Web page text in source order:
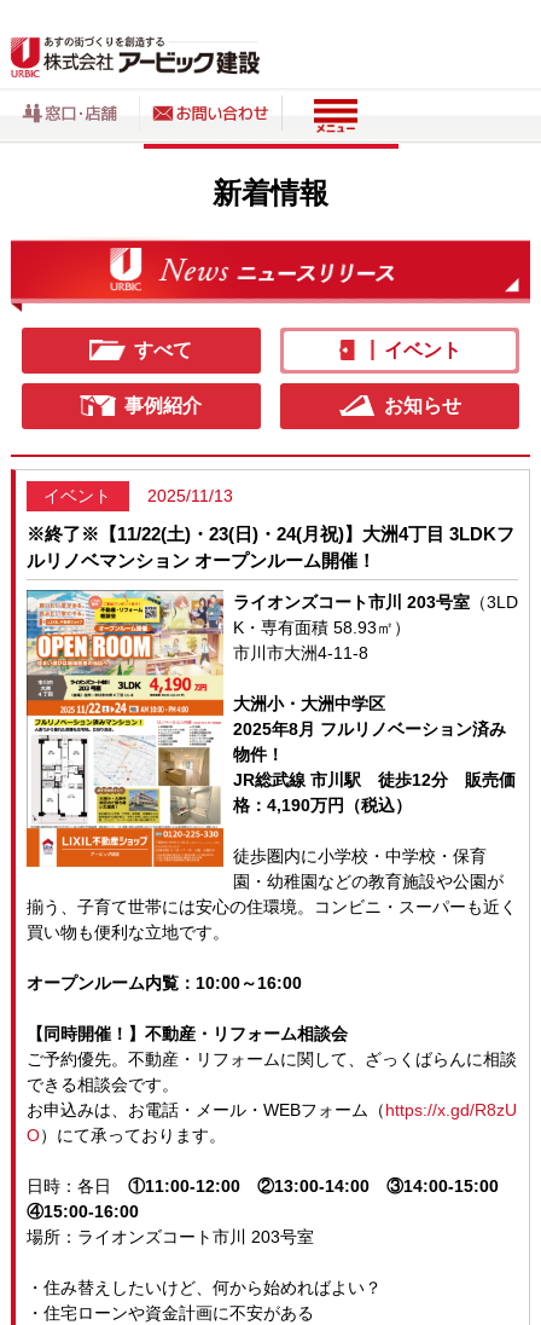
新着情報
すべて イベント
事例紹介 お知らせ
イベント 2025/11/13
※終了※【11/22(土)・23(日)・24(月祝)】大洲4丁目 3LDKフ
ルリノベマンション オープンルーム開催！
ライオンズコート市川 203号室（3LD
K・専有面積 58.93㎡）
市川市大洲4-11-8
大洲小・大洲中学区
2025年8月 フルリノベーション済み
物件！
JR総武線 市川駅 徒歩12分 販売価
格：4,190万円（税込）
徒歩圏内に小学校・中学校・保育
園・幼稚園などの教育施設や公園が
揃う、子育て世帯には安心の住環境。コンビニ・スーパーも近く
買い物も便利な立地です。
オープンルーム内覧：10:00～16:00
【同時開催！】不動産・リフォーム相談会
ご予約優先。不動産・リフォームに関して、ざっくばらんに相談
できる相談会です。
お申込みは、お電話・メール・WEBフォーム（https://x.gd/R8zU
O）にて承っております。
日時：各日 ①11:00-12:00 ②13:00-14:00 ③14:00-15:00
④15:00-16:00
場所：ライオンズコート市川 203号室
・住み替えしたいけど、何から始めればよい？
・住宅ローンや資金計画に不安がある